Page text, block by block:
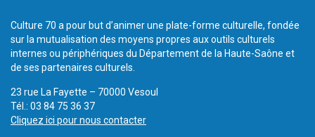
Culture 70 a pour but d’animer une plate-forme culturelle, fondée
sur la mutualisation des moyens propres aux outils culturels
internes ou périphériques du Département de la Haute-Saône et
de ses partenaires culturels.
23 rue La Fayette – 70000 Vesoul
Tél.: 03 84 75 36 37
Cliquez ici pour nous contacter